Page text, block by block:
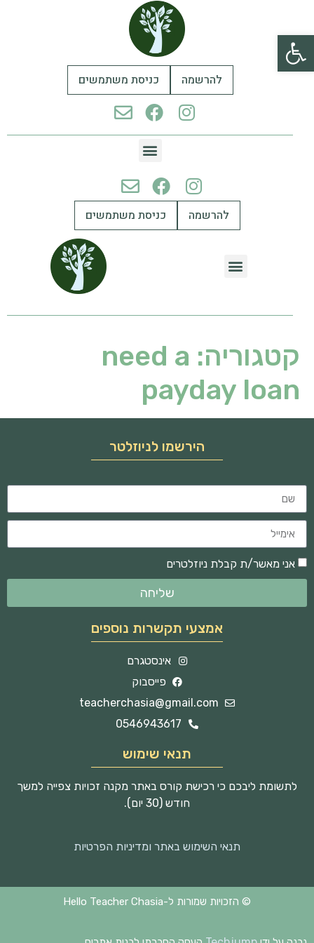
פתח סרגל נגישות
להרשמה כניסת משתמשים
להרשמה כניסת משתמשים
קטגוריה: need a
payday loan
הירשמו לניוזלטר
אני מאשר/ת קבלת ניוזלטרים
שליחה
אמצעי תקשרות נוספים
אינסטגרם
פייסבוק
teacherchasia@gmail.com
0546943617
תנאי שימוש
לתשומת ליבכם כי רכישת קורס באתר מקנה זכויות צפייה למשך
חודש (30 יום).
תנאי השימוש באתר ומדיניות הפרטיות
© הזכויות שמורות ל-Hello Teacher Chasia